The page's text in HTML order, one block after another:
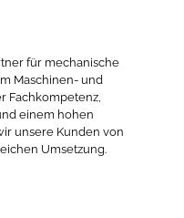
für mechanische
Maschinen- und
Fachkompetenz,
einem hohen
unsere Kunden von
Umsetzung.